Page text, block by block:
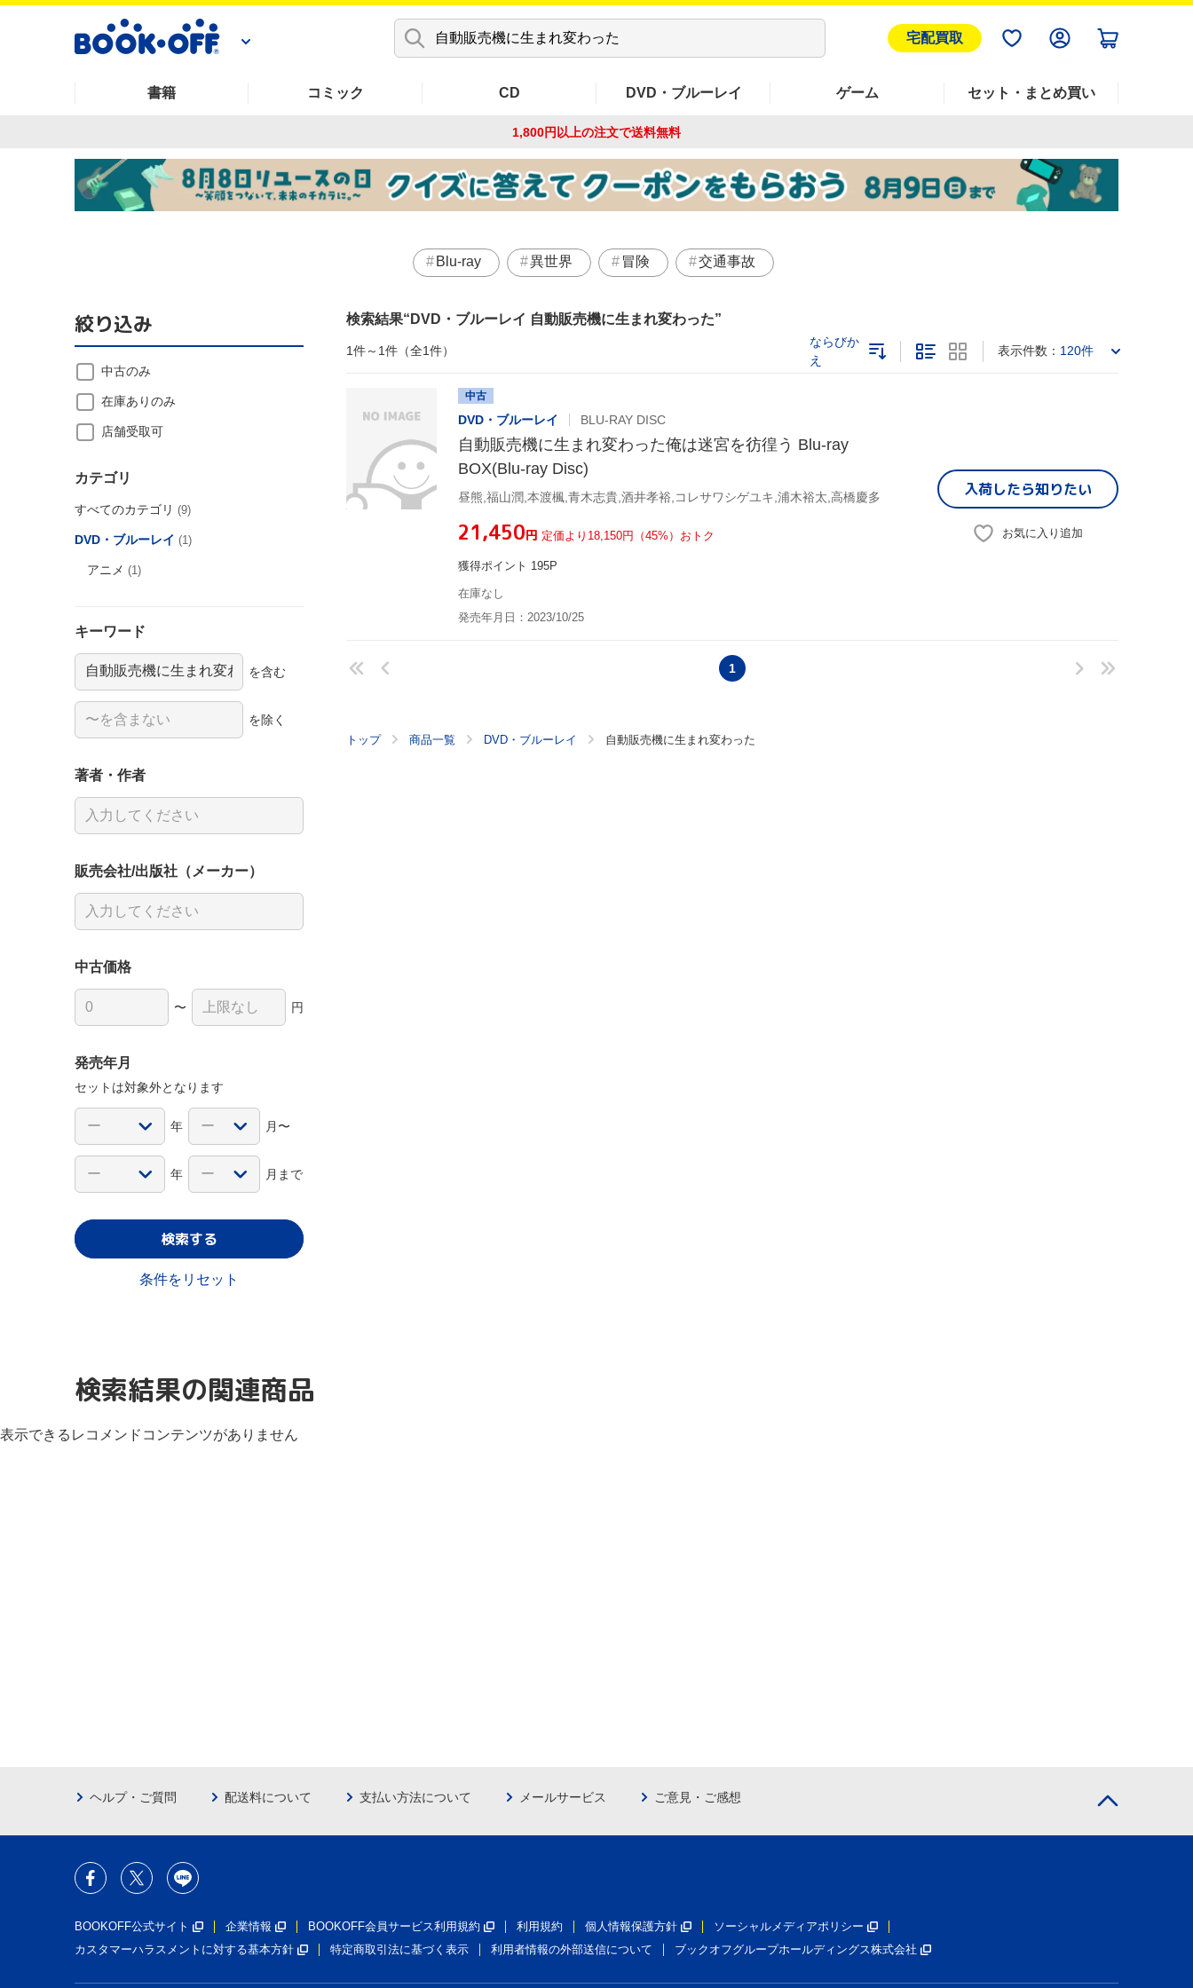
宅配買取
書籍 コミック CD DVD・ブルーレイ ゲーム セット・まとめ買い
1,800円以上の注文で送料無料
Blu-ray 異世界 冒険 交通事故
検索結果 DVD・ブルーレイ 自動販売機に生まれ変わった
1件～1件（全1件）
ならびか
え
表示件数： 120件
中古
DVD・ブルーレイ BLU-RAY DISC
自動販売機に生まれ変わった俺は迷宮を彷徨う Blu-ray
BOX(Blu-ray Disc)
昼熊,福山潤,本渡楓,青木志貴,酒井孝裕,コレサワシゲユキ,浦木裕太,高橋慶多
¥21,450円 定価より18,150円（45%）おトク
獲得ポイント 195P
在庫なし
発売年月日：2023/10/25
入荷したら知りたい
お気に入り追加
1
トップ 商品一覧 DVD・ブルーレイ 自動販売機に生まれ変わった
絞り込み
中古のみ
在庫ありのみ
店舗受取可
カテゴリ
すべてのカテゴリ (9)
DVD・ブルーレイ (1)
アニメ (1)
キーワード
を含む
を除く
著者・作者
販売会社/出版社（メーカー）
中古価格
〜 円
発売年月
セットは対象外となります
年 月〜
年 月まで
検索する
条件をリセット
検索結果の関連商品
表示できるレコメンドコンテンツがありません
ヘルプ・ご質問 配送料について 支払い方法について メールサービス ご意見・ご感想
BOOKOFF公式サイト 企業情報 BOOKOFF会員サービス利用規約 利用規約 個人情報保護方針
ソーシャルメディアポリシー
カスタマーハラスメントに対する基本方針
特定商取引法に基づく表示 利用者情報の外部送信について ブックオフグループホールディングス株式会社